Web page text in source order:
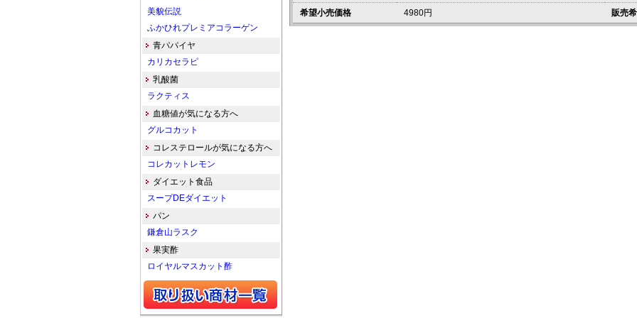
希望小売価格 4980円 販売
美貌伝説
ふかひれプレミアコラーゲン
青パパイヤ
カリカセラピ
乳酸菌
ラクティス
血糖値が気になる方へ
グルコカット
コレステロールが気になる方へ
コレカットレモン
ダイエット食品
スープDEダイエット
パン
鎌倉山ラスク
果実酢
ロイヤルマスカット酢